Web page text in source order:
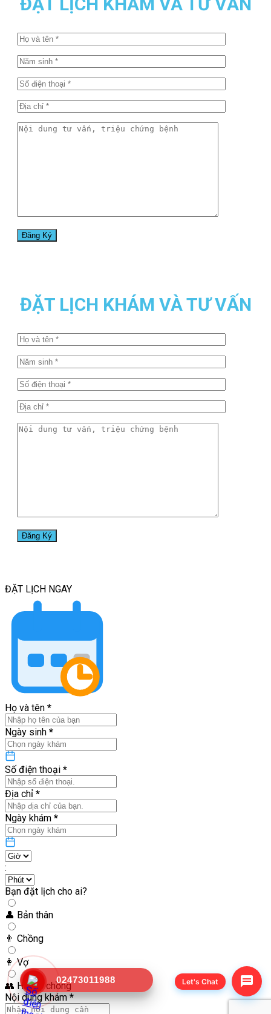
02473011988
ĐẶT LỊCH KHÁM VÀ TƯ VẤN
ĐẶT LỊCH NGAY
Họ và tên *
Ngày sinh *
Số điện thoại *
Địa chỉ *
Ngày khám *
:
Bạn đặt lịch cho ai?
👤 Bản thân
👨 Chồng
👩 Vợ
👥 Hai vợ chồng
Nội dung khám*
Let's Chat